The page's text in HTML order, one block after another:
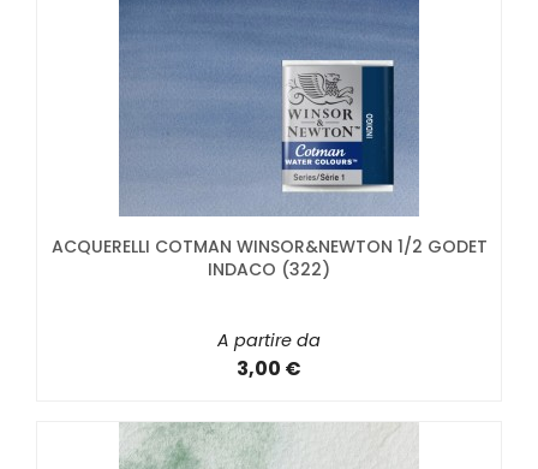
ACQUERELLI COTMAN WINSOR&NEWTON 1/2 GODET
INDACO (322)
A partire da
3,00 €